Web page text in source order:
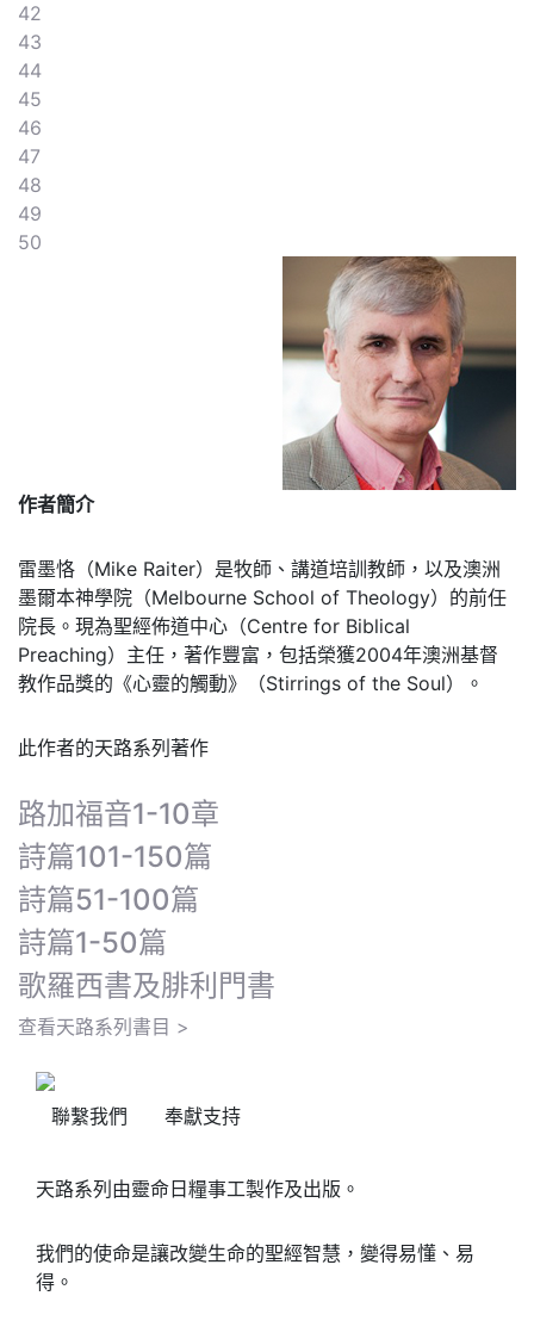
42
43
44
45
46
47
48
49
50
作者簡介
雷墨恪（Mike Raiter）是牧師、講道培訓教師，以及澳洲
墨爾本神學院（Melbourne School of Theology）的前任
院長。現為聖經佈道中心（Centre for Biblical
Preaching）主任，著作豐富，包括榮獲2004年澳洲基督
教作品獎的《心靈的觸動》（Stirrings of the Soul）。
此作者的天路系列著作
路加福音1-10章
詩篇101-150篇
詩篇51-100篇
詩篇1-50篇
歌羅西書及腓利門書
查看天路系列書目 >
聯繫我們 奉獻支持
天路系列由靈命日糧事工製作及出版。
我們的使命是讓改變生命的聖經智慧，變得易懂、易
得。